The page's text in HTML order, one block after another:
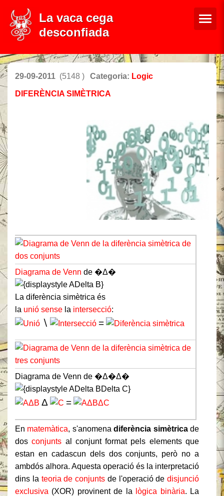
La vaca cega
desconfiada
29-09-2011 (5148 ) Categoria: Logic
DIFERÈNCIA SIMÈTRICA
Diagrama de Venn de �Δ�
La diferència simètrica és
la unió sense la intersecció:
∖ =
Diagrama de Venn de �Δ�Δ�
Δ =
En matemàtica, s'anomenadiferència simètricade
dosconjunts al conjunt format pels elements que
estan en cadascun dels dos conjunts, però no a
ambdós alhora. Aquesta operació és la interpretació
dins la teoria de conjunts de l'operació de disjunció
exclusiva (XOR) provinent de la lògica binària. La